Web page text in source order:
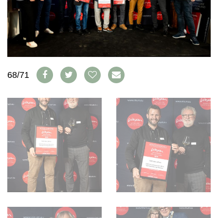
VORTEILSWELT
WEINWIRTSCHAFT
WEINSZENE
PORTRAITS
VINOPHILES
ANMELDEN
VORTEILSWELT
ABO
WEINSUCHE
NEWSLETTER
WINE TRADE CLUB
REDAKTION
JOBS
WERBUNG
PRESSE
AGB & DATENSCHUTZ
68/71